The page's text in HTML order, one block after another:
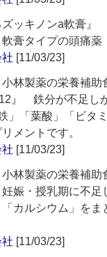
ッキノンa軟膏』
膏タイプの頭痛薬
[11/03/23]
林製薬の栄養補
』 鉄分が不足し
」「葉酸」「ビタ
メントです。
[11/03/23]
林製薬の栄養補
娠・授乳期に不足
「カルシウム」を
[11/03/23]